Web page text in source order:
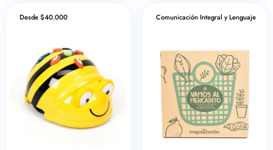
Desde $40.000 Comunicación Integral y Lenguaje